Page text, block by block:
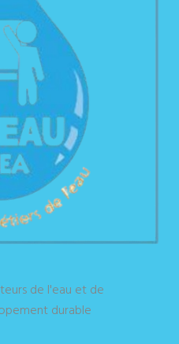
de l'eau et de
durable